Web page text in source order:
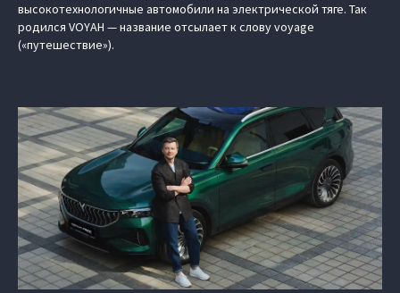
высокотехнологичные автомобили на электрической тяге. Так
родился VOYAH — название отсылает к слову voyage
(«путешествие»).